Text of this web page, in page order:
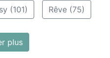
(101) Rêve (75)
plus